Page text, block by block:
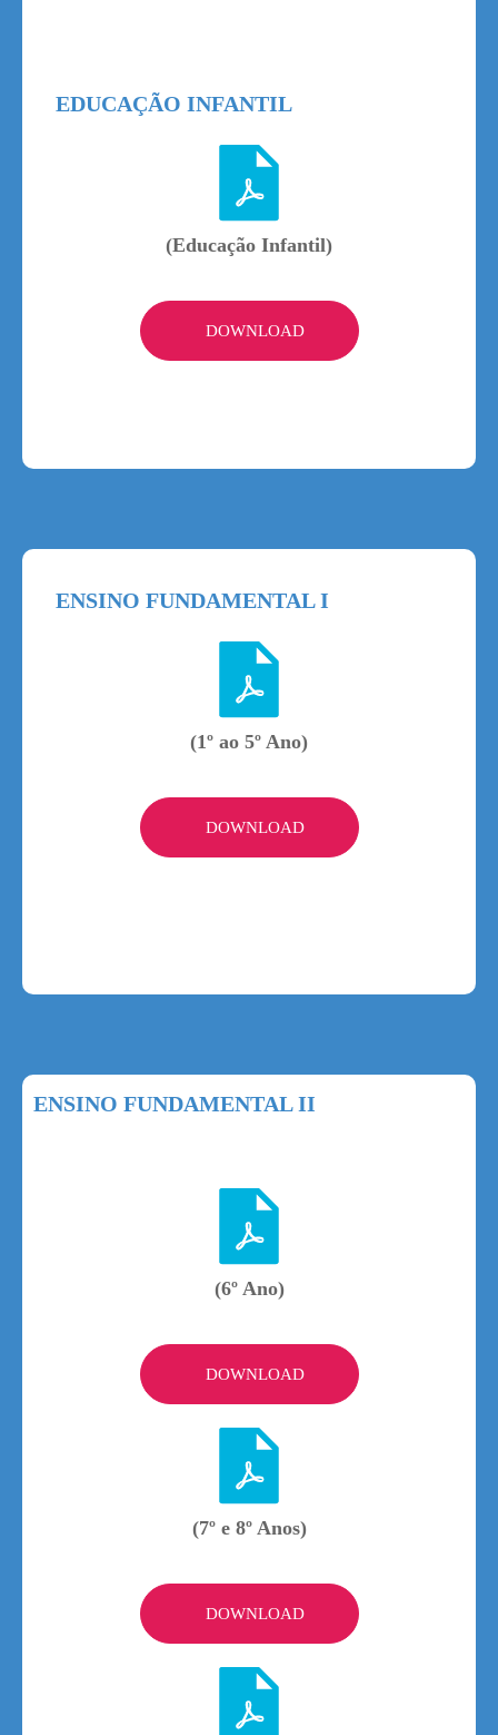
EDUCAÇÃO INFANTIL
(Educação Infantil)
DOWNLOAD
ENSINO FUNDAMENTAL I
(1º ao 5º Ano)
DOWNLOAD
ENSINO FUNDAMENTAL II
(6º Ano)
DOWNLOAD
(7º e 8º Anos)
DOWNLOAD